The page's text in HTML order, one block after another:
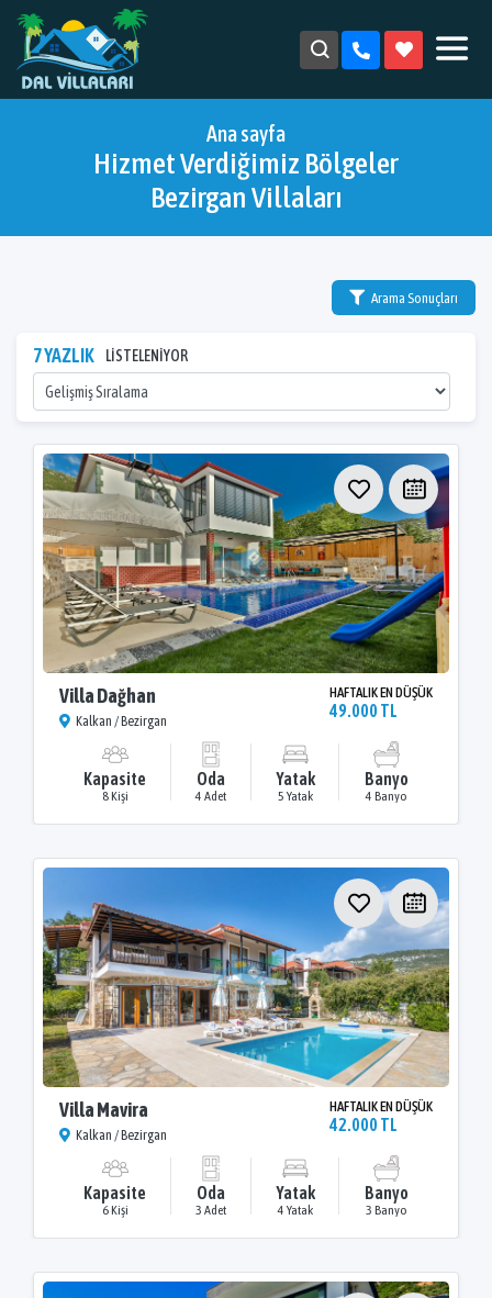
Ana sayfa
Hizmet Verdiğimiz Bölgeler
Bezirgan Villaları
Arama Sonuçları
7 YAZLIK LİSTELENİYOR
Villa Dağhan
Kalkan / Bezirgan
HAFTALIK EN DÜŞÜK
49.000 TL
Kapasite
8 Kişi
Oda
4 Adet
Yatak
5 Yatak
Banyo
4 Banyo
Villa Mavira
Kalkan / Bezirgan
HAFTALIK EN DÜŞÜK
42.000 TL
Kapasite
6 Kişi
Oda
3 Adet
Yatak
4 Yatak
Banyo
3 Banyo